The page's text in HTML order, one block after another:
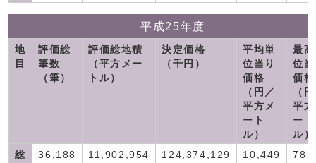
平成25年度
地
目
評価総
筆数
（筆）
評価総地積
（平方メー
トル）
決定価格
（千円）
平均単
位当り
価格
（円／
平方メ
ート
ル）
最
位
価格
（
平
ート
ル）
総
36,188 11,902,954 124,374,129 10,449